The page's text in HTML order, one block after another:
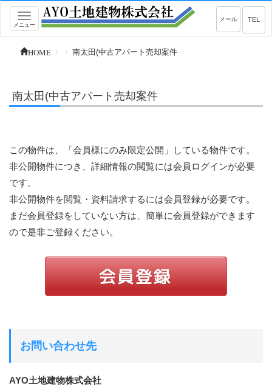
Toggle
navigation
メニュー
TEL
メール
HOME 南太田(中古アパート売却案件
南太田(中古アパート売却案件
この物件は、「会員様にのみ限定公開」している物件です。
非公開物件につき、詳細情報の閲覧には会員ログインが必要
です。
非公開物件を閲覧・資料請求するには会員登録が必要です。
まだ会員登録をしていない方は、簡単に会員登録ができます
ので是非ご登録ください。
お問い合わせ先
AYO土地建物株式会社